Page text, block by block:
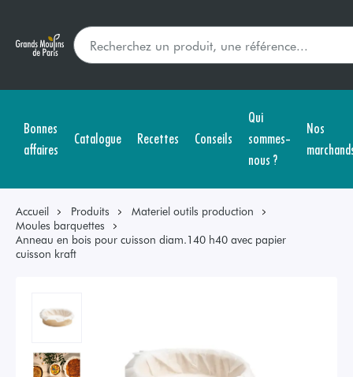
Bonnes
affaires
Catalogue Recettes Conseils
Qui
sommes-
nous ?
Nos
Accueil Produits
Materiel outils production
Moules barquettes
Anneau en bois pour cuisson diam.140 h40 avec papier
cuisson kraft